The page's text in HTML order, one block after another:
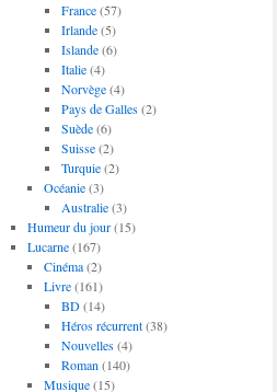
France(57)
Irlande(5)
Islande(6)
Italie(4)
Norvège(4)
Pays de Galles(2)
Suède(6)
Suisse(2)
Turquie(2)
Océanie(3)
Australie(3)
Humeur du jour(15)
Lucarne(167)
Cinéma(2)
Livre(161)
BD(14)
Héros récurrent(38)
Nouvelles(4)
Roman (140)
Musique(15)